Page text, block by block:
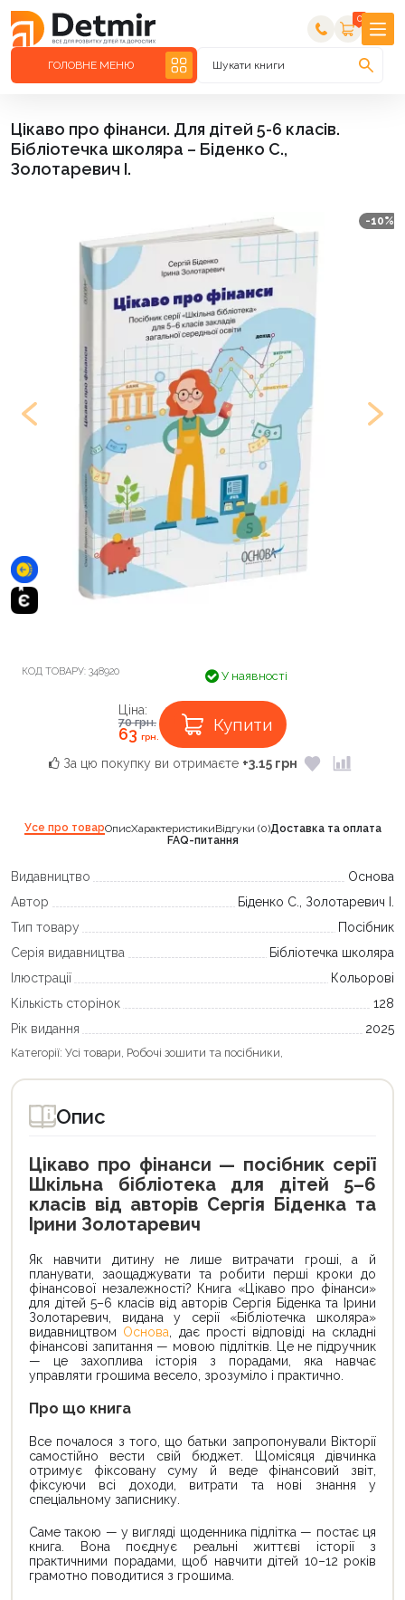
0
ГОЛОВНЕ МЕНЮ Шукати книги
Цікаво про фінанси. Для дітей 5-6 класів.
Бібліотечка школяра – Біденко С.,
Золотаревич І.
-10%
КОД ТОВАРУ: 348920 У наявності
Ціна:
70грн.
63грн.
Купити
За цю покупку ви отримаєте +3.15 грн
Усе про товарОписХарактеристикиВідгуки (0)Доставка та оплата
FAQ-питання
Видавництво
Основа
Автор
Біденко С., Золотаревич І.
Тип товару
Посібник
Серія видавництва
Бібліотечка школяра
Ілюстрації
Кольорові
Кількість сторінок
128
Рік видання
2025
Категорії: Усі товари, Робочі зошити та посібники,
Опис
Цікаво про фінанси — посібник серії
Шкільна бібліотека для дітей 5–6
класів від авторів Сергія Біденка та
Ірини Золотаревич
Як навчити дитину не лише витрачати гроші, а й
планувати, заощаджувати та робити перші кроки до
фінансової незалежності? Книга «Цікаво про фінанси»
для дітей 5–6 класів від авторів Сергія Біденка та Ірини
Золотаревич, видана у серії «Бібліотечка школяра»
видавництвом Основа, дає прості відповіді на складні
фінансові запитання — мовою підлітків. Це не підручник
— це захоплива історія з порадами, яка навчає
управляти грошима весело, зрозуміло і практично.
Про що книга
Все почалося з того, що батьки запропонували Вікторії
самостійно вести свій бюджет. Щомісяця дівчинка
отримує фіксовану суму й веде фінансовий звіт,
фіксуючи всі доходи, витрати та нові знання у
спеціальному записнику.
Саме такою — у вигляді щоденника підлітка — постає ця
книга. Вона поєднує реальні життєві історії з
практичними порадами, щоб навчити дітей 10–12 років
грамотно поводитися з грошима.